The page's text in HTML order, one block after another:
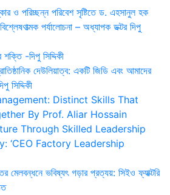
ও পরিচ্ছন্ন পরিবেশ সৃষ্টিতে ড. এহসানুল হক
পর্যালোচনা – অধ্যাপক ডক্টর দিপু
-দিপু সিদ্দিকী
দেউলিয়াত্ব: একটি জিডি এবং আমাদের
সিদ্দিকী
Distinct Skills That
By Prof. Aliar Hossain
Through Skilled Leadership
‘CEO Factory Leadership
মেলবন্ধনে ভবিষ্যৎ গড়ার প্রত্যয়: সিইও ফ্যাক্টরি